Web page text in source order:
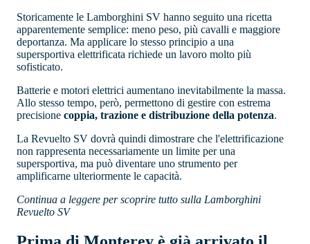
Storicamente le Lamborghini SV hanno seguito una ricetta
apparentemente semplice: meno peso, più cavalli e maggiore
deportanza. Ma applicare lo stesso principio a una
supersportiva elettrificata richiede un lavoro molto più
sofisticato.
Batterie e motori elettrici aumentano inevitabilmente la massa.
Allo stesso tempo, però, permettono di gestire con estrema
precisione coppia, trazione e distribuzione della potenza.
La Revuelto SV dovrà quindi dimostrare che l'elettrificazione
non rappresenta necessariamente un limite per una
supersportiva, ma può diventare uno strumento per
amplificarne ulteriormente le capacità.
Continua a leggere per scoprire tutto sulla Lamborghini
Revuelto SV